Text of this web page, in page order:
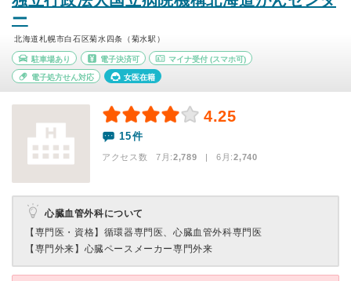
ー
北海道札幌市白石区菊水四条（菊水駅）
駐車場あり 電子決済可 マイナ受付 (スマホ可)
電子処方せん対応 女医在籍
4.25
15件
アクセス数 7月:2,789 | 6月:2,740
心臓血管外科について
【専門医・資格】 循環器専門医、心臓血管外科専門医
【専門外来】 心臓ペースメーカー専門外来